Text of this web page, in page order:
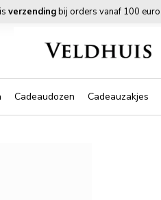
verzendingbij orders vanaf 100 euro
Cadeaudozen Cadeauzakjes